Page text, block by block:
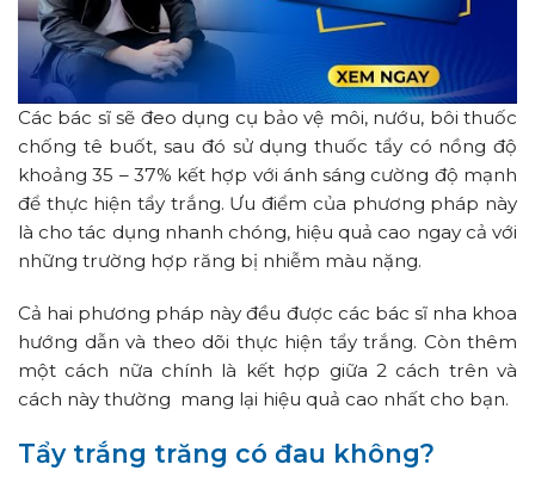
Các bác sĩ sẽ đeo dụng cụ bảo vệ môi, nướu, bôi thuốc
chống tê buốt, sau đó sử dụng thuốc tẩy có nồng độ
khoảng 35 – 37% kết hợp với ánh sáng cường độ mạnh
để thực hiện tẩy trắng. Ưu điểm của phương pháp này
là cho tác dụng nhanh chóng, hiệu quả cao ngay cả với
những trường hợp răng bị nhiễm màu nặng.
Cả hai phương pháp này đều được các bác sĩ nha khoa
hướng dẫn và theo dõi thực hiện tẩy trắng. Còn thêm
một cách nữa chính là kết hợp giữa 2 cách trên và
cách này thường mang lại hiệu quả cao nhất cho bạn.
Tẩy trắng trăng có đau không?